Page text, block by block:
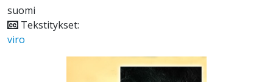
suomi
Tekstitykset:
viro